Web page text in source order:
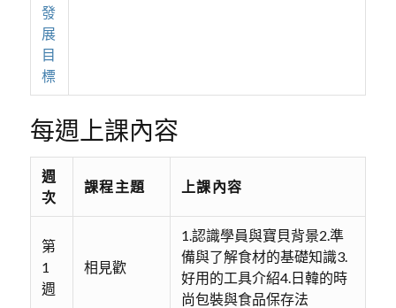
發
展
目
標
每週上課內容
週
次
課程主題 上課內容
第
1
週
相見歡
1.認識學員與寶貝背景2.準
備與了解食材的基礎知識3.
好用的工具介紹4.日韓的時
尚包裝與食品保存法